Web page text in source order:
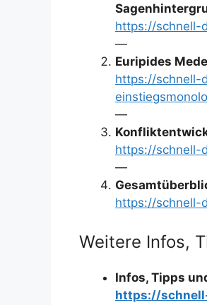
https://schnell-
—
Euripides
https://schnell-
—
https://schnell-
—
https://schnell-
Weitere Infos,
Infos, Tipps
https://